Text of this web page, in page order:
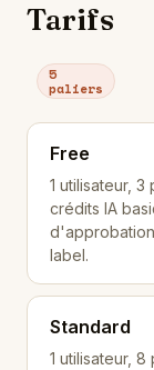
Tarifs
5
paliers
Free
1 utilisateur, 3
crédits IA
label.
Standard
1 utilisateur, 8